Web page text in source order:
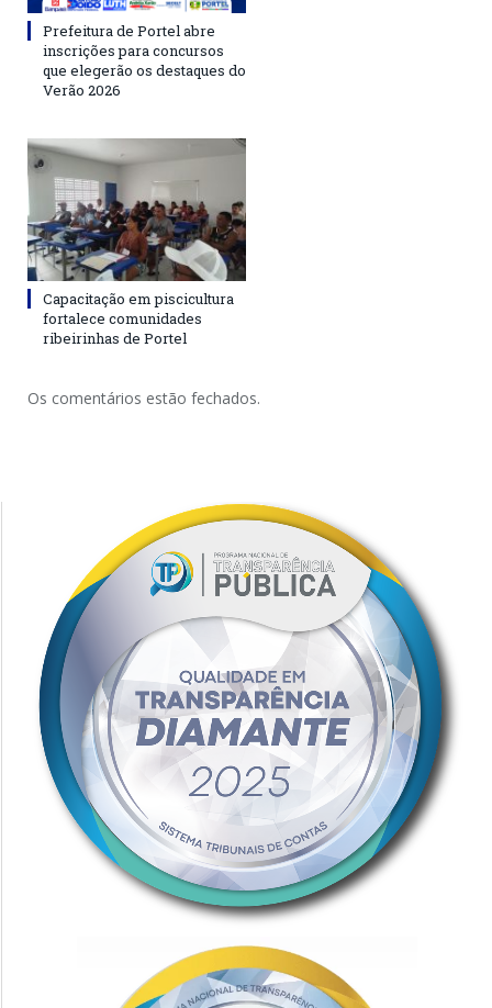
Prefeitura de Portel abre
inscrições para concursos
que elegerão os destaques do
Verão 2026
Capacitação em piscicultura
fortalece comunidades
ribeirinhas de Portel
Os comentários estão fechados.